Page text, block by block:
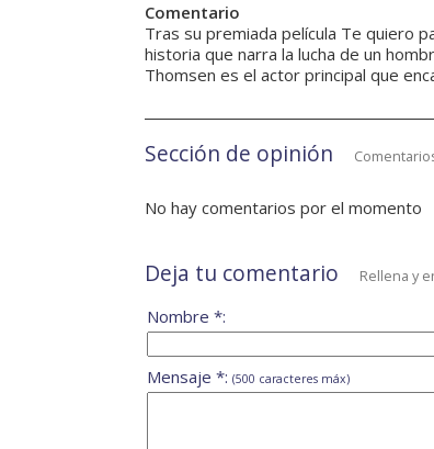
Comentario
Tras su premiada película Te quiero
historia que narra la lucha de un
Thomsen es el actor principal que
Sección de opinión
No hay comentarios por el momento
Deja tu comentario Rellena y
Nombre *:
Mensaje *: (500 caracteres máx)